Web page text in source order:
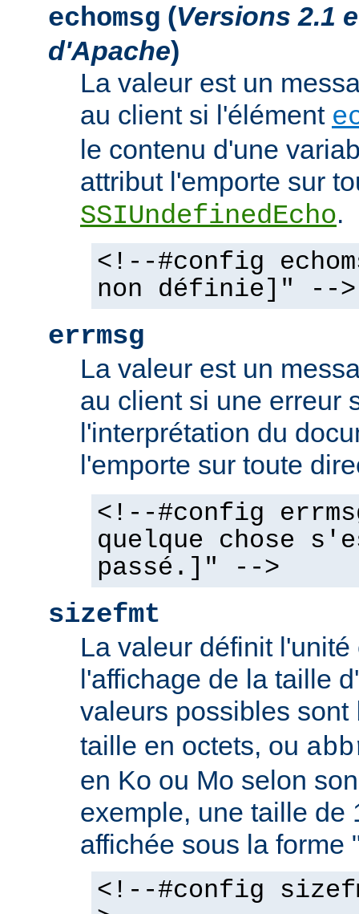
echomsg (Versions 2.1
d'Apache)
La valeur est un
au client si l'élément
le contenu d'une
attribut l'emporte sur
SSIUndefinedEcho.
<!--#config
non définie]" -->
errmsg
La valeur est un
au client si une erreur
l'interprétation du
l'emporte sur toute
<!--#config
quelque chose
passé.]" -->
sizefmt
La valeur définit
l'affichage de la taille
valeurs possibles sont
taille en octets, ou
en Ko ou Mo selon
exemple, une taille de
affichée sous la forme
<!--#config